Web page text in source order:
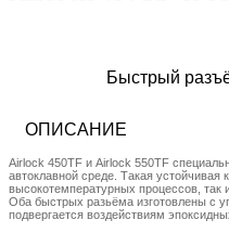
Быстрый
ОПИСАНИЕ
Airlock 450TF и Airlock 550TF
автоклавной среде. Такая устойчивая
высокотемпературных процессов, так
Оба быстрых разьёма изготовлены с
подвергается воздействиям